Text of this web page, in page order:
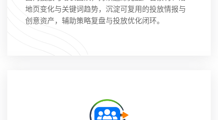
地页变化与关键词趋势，沉淀可复用的投放情报与
创意资产，辅助策略复盘与投放优化闭环。